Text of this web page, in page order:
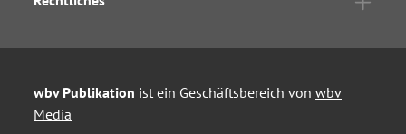
wbv Publikation ist ein Geschäftsbereich von wbv
Media